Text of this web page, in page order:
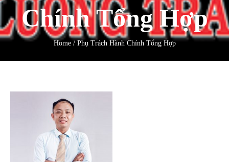
Chính Tổng Hợp
Home / Phụ Trách Hành Chính Tổng Hợp